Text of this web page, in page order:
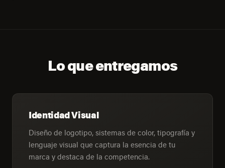
Lo que entregamos
Identidad Visual
Diseño de logotipo, sistemas de color, tipografía y
lenguaje visual que captura la esencia de tu
marca y destaca de la competencia.